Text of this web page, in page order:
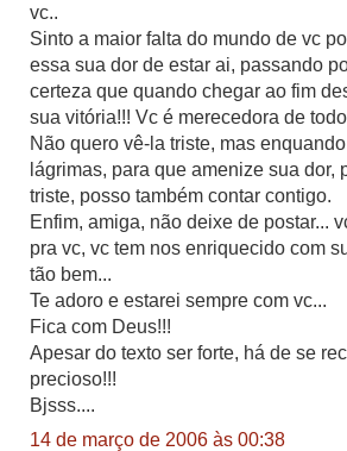
vc..
Sinto a maior falta do mundo de vc
essa sua dor de estar ai, passando
certeza que quando chegar ao fim
sua vitória!!! Vc é merecedora de
Não quero vê-la triste, mas
lágrimas, para que amenize sua dor,
triste, posso também contar contigo.
Enfim, amiga, não deixe de postar...
pra vc, vc tem nos enriquecido com
tão bem...
Te adoro e estarei sempre com vc...
Fica com Deus!!!
Apesar do texto ser forte, há de se
precioso!!!
Bjsss....
14 de março de 2006 às 00:38